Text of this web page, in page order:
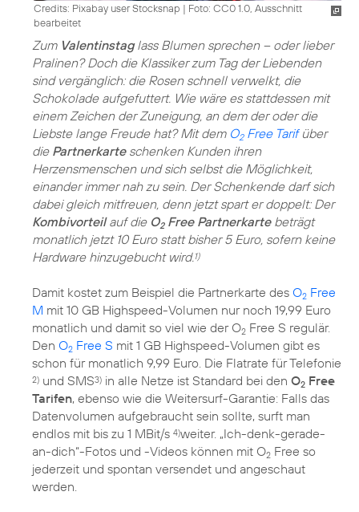
Credits: Pixabay user Stocksnap | Foto: CC0 1.0, Ausschnitt
bearbeitet
Zum Valentinstaglass Blumen sprechen – oder lieber
Pralinen? Doch die Klassiker zum Tag der Liebenden
sind vergänglich: die Rosen schnell verwelkt, die
Schokolade aufgefuttert. Wie wäre es stattdessen mit
einem Zeichen der Zuneigung, an dem der oder die
Liebste lange Freude hat? Mit dem O2Free Tarifüber
die Partnerkarteschenken Kunden ihren
Herzensmenschen und sich selbst die Möglichkeit,
einander immer nah zu sein. Der Schenkende darf sich
dabei gleich mitfreuen, denn jetzt spart er doppelt: Der
Kombivorteilauf dieO2Free Partnerkartebeträgt
monatlich jetzt 10 Euro statt bisher 5 Euro, sofern keine
Hardware hinzugebucht wird. 1)
Damit kostet zum Beispiel die Partnerkarte des O2 Free
M mit 10 GB Highspeed-Volumen nur noch 19,99 Euro
monatlich und damit so viel wie der O2 Free S regulär.
Den O2 Free S mit 1 GB Highspeed-Volumen gibt es
schon für monatlich 9,99 Euro. Die Flatrate für Telefonie
2) und SMS3) in alle Netze ist Standard bei den O2 Free
Tarifen, ebenso wie die Weitersurf-Garantie: Falls das
Datenvolumen aufgebraucht sein sollte, surft man
endlos mit bis zu 1 MBit/s 4)weiter. „Ich-denk-gerade-
an-dich“-Fotos und -Videos können mit O2 Free so
jederzeit und spontan versendet und angeschaut
werden.